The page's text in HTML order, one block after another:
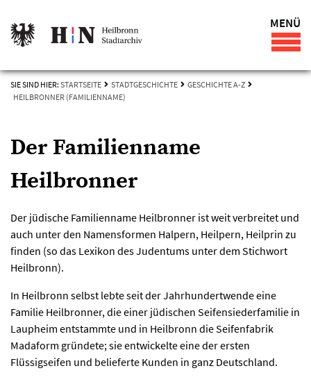
MENÜ
SIE SIND HIER: STARTSEITE STADTGESCHICHTE
GESCHICHTE A-Z
HEILBRONNER (FAMILIENNAME)
Der Familienname
Heilbronner
Der jüdische Familienname Heilbronner ist weit verbreitet und
auch unter den Namensformen Halpern, Heilpern, Heilprin zu
finden (so das Lexikon des Judentums unter dem Stichwort
Heilbronn).
In Heilbronn selbst lebte seit der Jahrhundertwende eine
Familie Heilbronner, die einer jüdischen Seifensiederfamilie in
Laupheim entstammte und in Heilbronn die Seifenfabrik
Madaform gründete; sie entwickelte eine der ersten
Flüssigseifen und belieferte Kunden in ganz Deutschland.